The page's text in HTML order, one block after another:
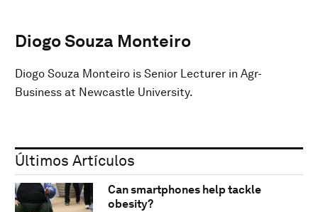
Diogo Souza Monteiro
Diogo Souza Monteiro is Senior Lecturer in Agr-
Business at Newcastle University.
Últimos Artículos
Can smartphones help tackle
obesity?